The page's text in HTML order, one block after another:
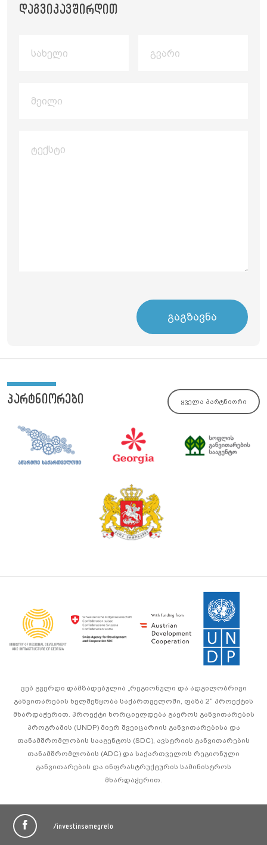
დაგვიკავშირდით
გაგზავნა
პარტნიორები ყველა პარტნიორი
ვებ გვერდი დამზადებულია „რეგიონული და ადგილობრივი
განვითარების ხელშეწყობა საქართველოში, ფაზა 2“ პროექტის
მხარდაჭერით. პროექტი ხორციელდება გაეროს განვითარების
პროგრამის (UNDP) მიერ შვეიცარიის განვითარებისა და
თანამშრომლობის სააგენტოს (SDC), ავსტრიის განვითარების
თანამშრომლობის (ADC) და საქართველოს რეგიონული
განვითარების და ინფრასტრუქტურის სამინისტროს
მხარდაჭერით.
/investinsamegrelo